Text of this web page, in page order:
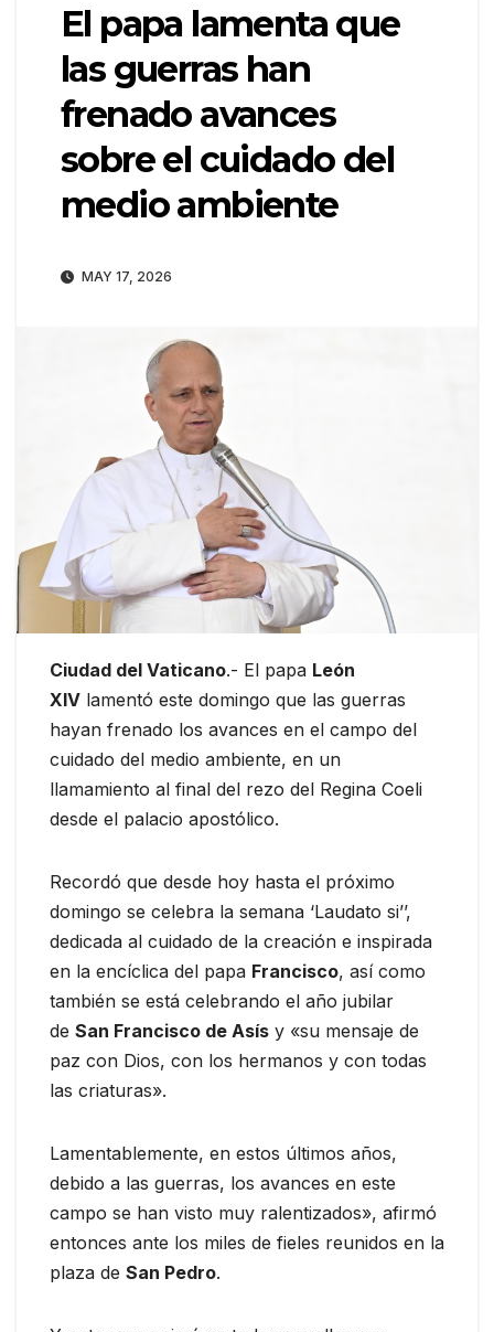
El papa lamenta que
las guerras han
frenado avances
sobre el cuidado del
medio ambiente
MAY 17, 2026
Ciudad del Vaticano.- El papa León
XIV lamentó este domingo que las guerras
hayan frenado los avances en el campo del
cuidado del medio ambiente, en un
llamamiento al final del rezo del Regina Coeli
desde el palacio apostólico.
Recordó que desde hoy hasta el próximo
domingo se celebra la semana ‘Laudato si’’,
dedicada al cuidado de la creación e inspirada
en la encíclica del papa Francisco, así como
también se está celebrando el año jubilar
de San Francisco de Asís y «su mensaje de
paz con Dios, con los hermanos y con todas
las criaturas».
Lamentablemente, en estos últimos años,
debido a las guerras, los avances en este
campo se han visto muy ralentizados», afirmó
entonces ante los miles de fieles reunidos en la
plaza de San Pedro.